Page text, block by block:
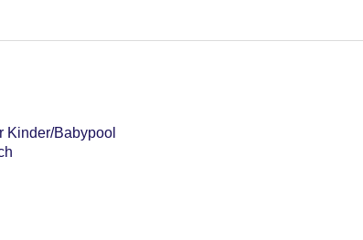
Uhr und 20:00 Uhr - 23:00 Uhr, ohne Gebühr, bei All
Uhr, gegen Gebühr
Kinder/Babypool